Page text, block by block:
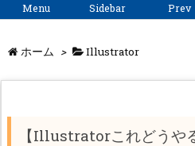
Menu Sidebar Prev
ホーム > Illustrator
【Illustratorこれどうや